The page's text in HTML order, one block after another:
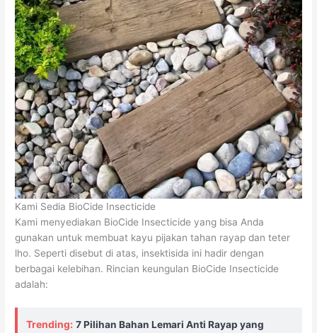
Kami Sedia BioCide Insecticide
Kami menyediakan BioCide Insecticide yang bisa Anda
gunakan untuk membuat kayu pijakan tahan rayap dan teter
lho. Seperti disebut di atas, insektisida ini hadir dengan
berbagai kelebihan. Rincian keungulan BioCide Insecticide
adalah:
Trending: 7 Pilihan Bahan Lemari Anti Rayap yang